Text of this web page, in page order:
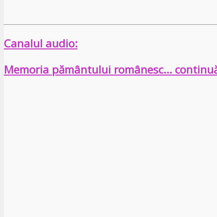
Canalul audio:
Memoria pământului românesc…